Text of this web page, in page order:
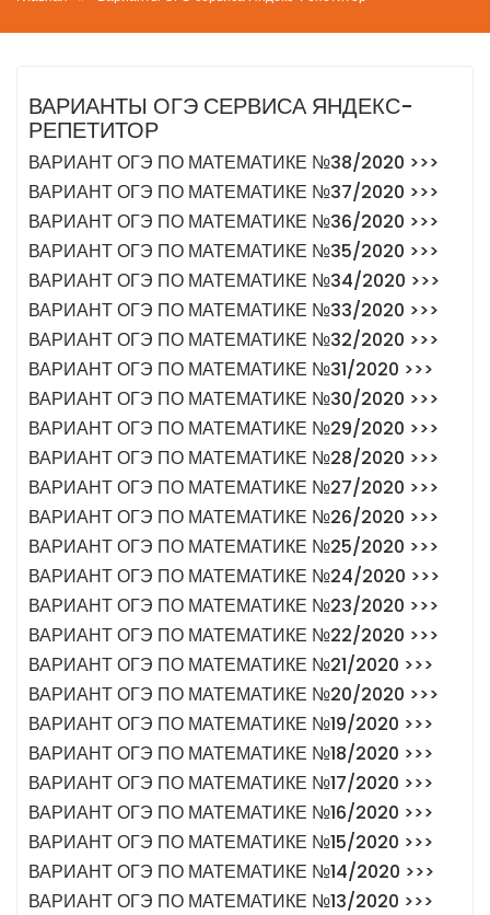
ВАРИАНТЫ ОГЭ СЕРВИСА ЯНДЕКС-
РЕПЕТИТОР
ВАРИАНТ ОГЭ ПО МАТЕМАТИКЕ №38/2020 >>>
ВАРИАНТ ОГЭ ПО МАТЕМАТИКЕ №37/2020 >>>
ВАРИАНТ ОГЭ ПО МАТЕМАТИКЕ №36/2020 >>>
ВАРИАНТ ОГЭ ПО МАТЕМАТИКЕ №35/2020 >>>
ВАРИАНТ ОГЭ ПО МАТЕМАТИКЕ №34/2020 >>>
ВАРИАНТ ОГЭ ПО МАТЕМАТИКЕ №33/2020 >>>
ВАРИАНТ ОГЭ ПО МАТЕМАТИКЕ №32/2020 >>>
ВАРИАНТ ОГЭ ПО МАТЕМАТИКЕ №31/2020 >>>
ВАРИАНТ ОГЭ ПО МАТЕМАТИКЕ №30/2020 >>>
ВАРИАНТ ОГЭ ПО МАТЕМАТИКЕ №29/2020 >>>
ВАРИАНТ ОГЭ ПО МАТЕМАТИКЕ №28/2020 >>>
ВАРИАНТ ОГЭ ПО МАТЕМАТИКЕ №27/2020 >>>
ВАРИАНТ ОГЭ ПО МАТЕМАТИКЕ №26/2020 >>>
ВАРИАНТ ОГЭ ПО МАТЕМАТИКЕ №25/2020 >>>
ВАРИАНТ ОГЭ ПО МАТЕМАТИКЕ №24/2020 >>>
ВАРИАНТ ОГЭ ПО МАТЕМАТИКЕ №23/2020 >>>
ВАРИАНТ ОГЭ ПО МАТЕМАТИКЕ №22/2020 >>>
ВАРИАНТ ОГЭ ПО МАТЕМАТИКЕ №21/2020 >>>
ВАРИАНТ ОГЭ ПО МАТЕМАТИКЕ №20/2020 >>>
ВАРИАНТ ОГЭ ПО МАТЕМАТИКЕ №19/2020 >>>
ВАРИАНТ ОГЭ ПО МАТЕМАТИКЕ №18/2020 >>>
ВАРИАНТ ОГЭ ПО МАТЕМАТИКЕ №17/2020 >>>
ВАРИАНТ ОГЭ ПО МАТЕМАТИКЕ №16/2020 >>>
ВАРИАНТ ОГЭ ПО МАТЕМАТИКЕ №15/2020 >>>
ВАРИАНТ ОГЭ ПО МАТЕМАТИКЕ №14/2020 >>>
ВАРИАНТ ОГЭ ПО МАТЕМАТИКЕ №13/2020 >>>